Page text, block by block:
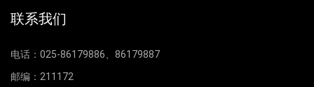
联系我们
电话：025-86179886、86179887
邮编：211172